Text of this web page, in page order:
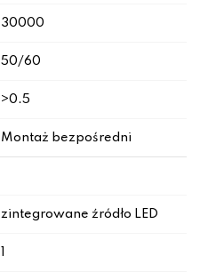
30000
50/60
>0.5
Montaż bezpośredni
zintegrowane źródło LED